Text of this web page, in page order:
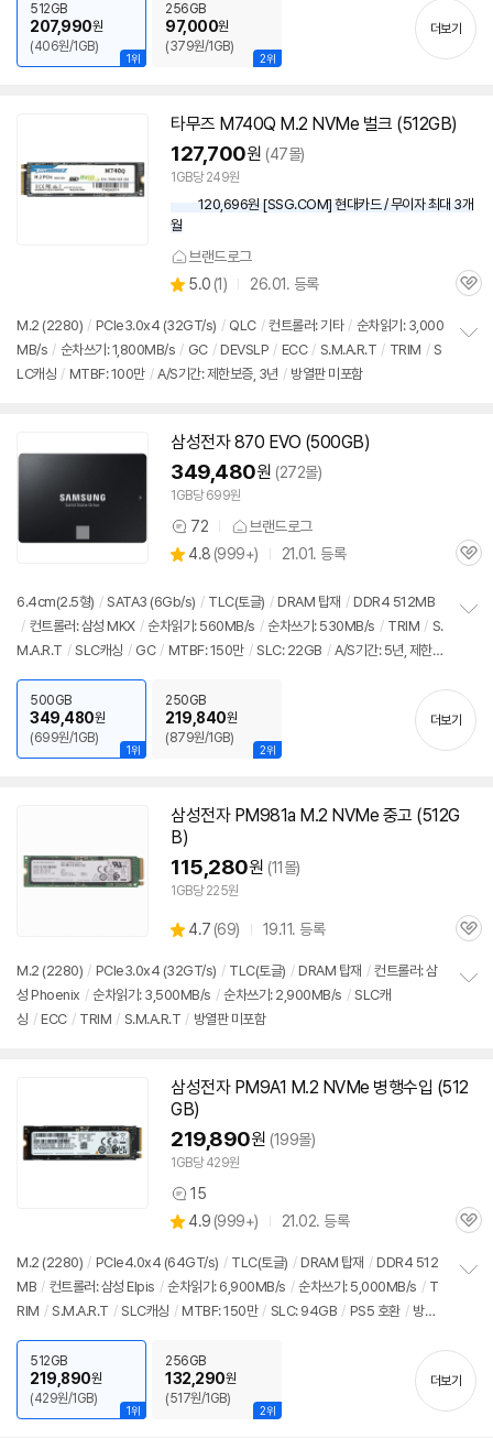
기
1위
512GB
207,990원
(406원/1GB)
2위
256GB
97,000원
(379원/1GB)
더보기
타무즈 M740Q M.2 NVMe 벌크 (512GB)
127,700원 (47몰)
1GB당 249원
120,696원 [SSG.COM] 현대카드 / 무이자 최대 3개
월
브랜드로그
별
점
5.0 (상
리
뷰
1) 26.01. 등록
관
M.2 (2280) / PCIe3.0x4 (32GT/s) / QLC / 컨트롤러: 기타 / 순차읽기: 3,000
MB/s / 순차쓰기: 1,800MB/s / GC / DEVSLP / ECC / S.M.A.R.T / TRIM / S
LC캐싱 / MTBF: 100만 / A/S기간: 제한보증, 3년 / 방열판 미포함
삼성전자 870 EVO (500GB)
349,480원 (272몰)
1GB당 699원
상
품
견
72 브랜드로그
별
4.8 (상
리
뷰
999+) 21.01. 등록
관
6.4cm(2.5형) / SATA3 (6Gb/s) / TLC(토글) / DRAM 탑재 / DDR4 512MB
/ 컨트롤러: 삼성 MKX / 순차읽기: 560MB/s / 순차쓰기: 530MB/s / TRIM / S.
M.A.R.T / SLC캐싱 / GC / MTBF: 150만 / SLC: 22GB / A/S기간: 5년, 제한보
기
1위
500GB
349,480원
(699원/1GB)
2위
250GB
219,840원
(879원/1GB)
더보기
삼성전자 PM981a M.2 NVMe 중고 (512G
B)
115,280원 (11몰)
1GB당 225원
별
점
4.7 (상
리
뷰
69) 19.11. 등록
관
M.2 (2280) / PCIe3.0x4 (32GT/s) / TLC(토글) / DRAM 탑재 / 컨트롤러: 삼
성 Phoenix / 순차읽기: 3,500MB/s / 순차쓰기: 2,900MB/s / SLC캐
싱 / ECC / TRIM / S.M.A.R.T / 방열판 미포함
삼성전자 PM9A1 M.2 NVMe 병행수입 (512
GB)
219,890원 (199몰)
1GB당 429원
상
품
견
15
별
점
4.9 (상
리
뷰
999+) 21.02. 등록
관
상
M.2 (2280) / PCIe4.0x4 (64GT/s) / TLC(토글) / DRAM 탑재 / DDR4 512
MB / 컨트롤러: 삼성 Elpis / 순차읽기: 6,900MB/s / 순차쓰기: 5,000MB/s / T
RIM / S.M.A.R.T / SLC캐싱 / MTBF: 150만 / SLC: 94GB / PS5 호환 / 방열
기
1위
512GB
219,890원
(429원/1GB)
2위
256GB
132,290원
(517원/1GB)
더보기